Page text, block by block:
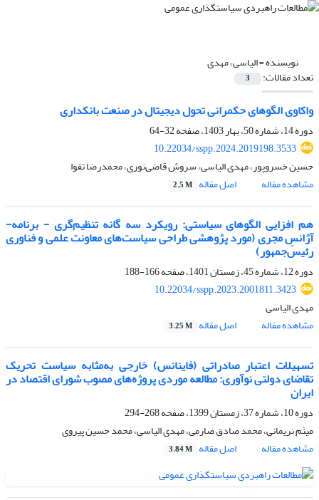
نویسنده =الیاسی، مهدی
تعداد مقالات: 3
واکاوی الگوهای حکمرانی تحول دیجیتال در صنعت بانکداری
دوره 14، شماره 50، بهار 1403، صفحه
32-64
10.22034/sspp.2024.2019198.3533
حسین خسروپور، مهدی الیاسی، سروش قاضی‌نوری، محمدرضا تقوا
مشاهده مقاله
اصل مقاله 2.5 M
هم افزایی الگوهای سیاستی: رویکرد سه گانه تنظیم‌گری - برنامه-
آژانسِ مجری (مورد پژوهشی طراحی سیاست‌های معاونت علمی و فناوری
رئیس‌جمهور)
دوره 12، شماره 45، زمستان 1401، صفحه
166-188
10.22034/sspp.2023.2001811.3423
مهدی الیاسی
مشاهده مقاله
اصل مقاله 3.25 M
تسهیلات اعتبار صادراتی (فاینانس) خارجی به‌مثابه سیاست تحریک
تقاضای دولتی نوآوری: مطالعه موردی پروژه‌های مصوب شورای اقتصاد در
ایران
دوره 10، شماره 37، زمستان 1399، صفحه
268-294
میثم نریمانی، محمد صادق صارمی، مهدی الیاسی، محمد حسین پیروی
مشاهده مقاله
اصل مقاله 3.84 M